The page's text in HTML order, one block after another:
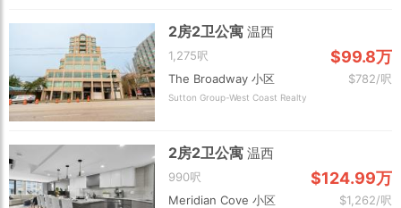
2房2卫公寓温西
1,275呎 $99.8万
The Broadway 小区 $782/呎
Sutton Group-West Coast Realty
2房2卫公寓温西
990呎 $124.99万
Meridian Cove 小区 $1,262/呎